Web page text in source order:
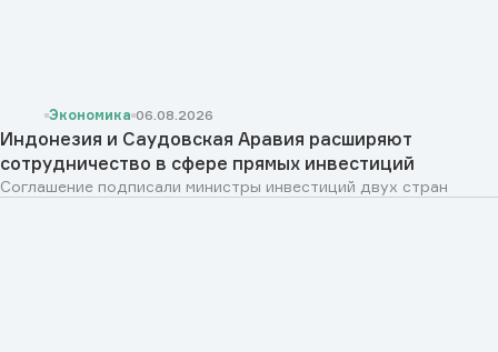
Экономика 06.08.2026
Индонезия и Саудовская Аравия расширяют
сотрудничество в сфере прямых инвестиций
Соглашение подписали министры инвестиций двух стран